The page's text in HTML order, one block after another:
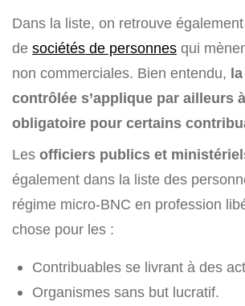
Dans la liste, on retrouve
de sociétés de personnes qui
non commerciales. Bien entendu,
contrôlée s’applique par ailleurs
obligatoire pour certains
Les officiers publics et
également dans la liste des
régime micro-BNC en profession
chose pour les :
Contribuables se livrant à des
Organismes sans but lucratif.